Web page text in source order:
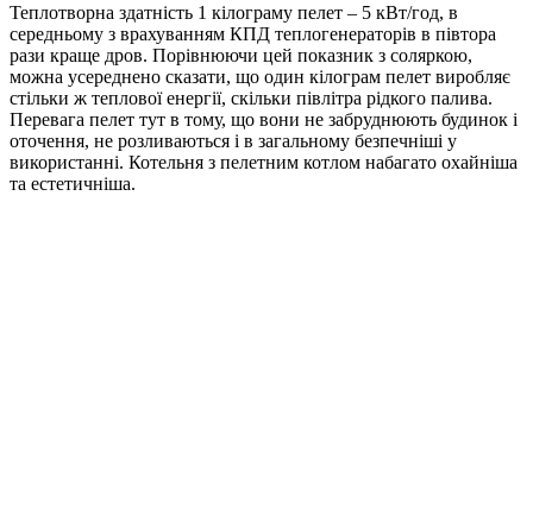
Теплотворна здатність 1 кілограму пелет – 5 кВт/год, в
середньому з врахуванням КПД теплогенераторів в півтора
рази краще дров. Порівнюючи цей показник з соляркою,
можна усереднено сказати, що один кілограм пелет виробляє
стільки ж теплової енергії, скільки півлітра рідкого палива.
Перевага пелет тут в тому, що вони не забруднюють будинок і
оточення, не розливаються і в загальному безпечніші у
використанні. Котельня з пелетним котлом набагато охайніша
та естетичніша.